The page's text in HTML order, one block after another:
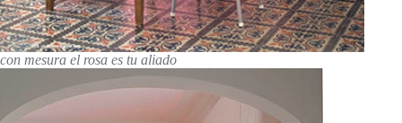
con mesura el rosa es tu aliado